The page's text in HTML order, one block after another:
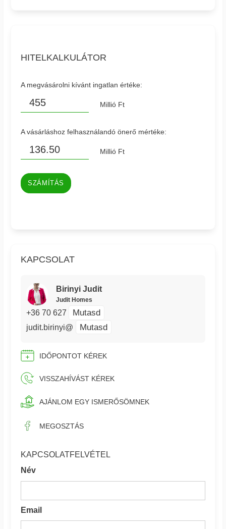
HITELKALKULÁTOR
A megvásárolni kívánt ingatlan értéke:
Millió Ft
A vásárláshoz felhasználandó önerő mértéke:
Millió Ft
SZÁMÍTÁS
KAPCSOLAT
Birinyi Judit
Judit Homes
+36 70 627 Mutasd
judit.birinyi@ Mutasd
IDŐPONTOT KÉREK
VISSZAHÍVÁST KÉREK
AJÁNLOM EGY ISMERŐSÖMNEK
MEGOSZTÁS
KAPCSOLATFELVÉTEL
Név
Email